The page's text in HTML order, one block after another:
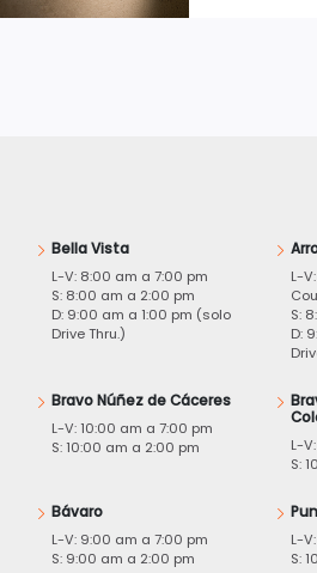
Bella Vista
L-V: 8:00 am a 7:00 pm
S: 8:00 am a 2:00 pm
D: 9:00 am a 1:00 pm (solo
Drive Thru.)
L-
S:
D:
Bravo Núñez de Cáceres
L-V: 10:00 am a 7:00 pm
S: 10:00 am a 2:00 pm
L-
S:
Bávaro
L-V: 9:00 am a 7:00 pm
S: 9:00 am a 2:00 pm
L-
S: